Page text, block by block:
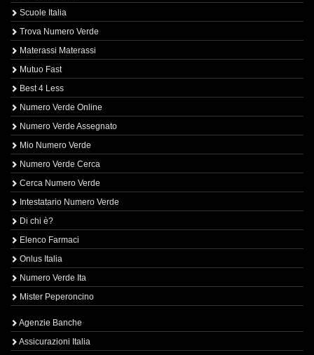
Scuole Italia
Trova Numero Verde
Materassi Materassi
Mutuo Fast
Best 4 Less
Numero Verde Online
Numero Verde Assegnato
Mio Numero Verde
Numero Verde Cerca
Cerca Numero Verde
Intestatario Numero Verde
Di chi è?
Elenco Farmaci
Onlus Italia
Numero Verde Ita
Mister Peperoncino
Agenzie Banche
Assicurazioni Italia